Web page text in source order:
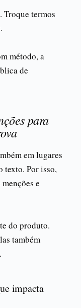
Troque termos
método, a
de
para
em lugares
texto. Por isso,
e
do produto.
também
impacta